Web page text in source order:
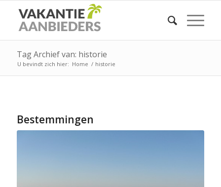
Tag Archief van: historie
U bevindt zich hier: Home / historie
Bestemmingen